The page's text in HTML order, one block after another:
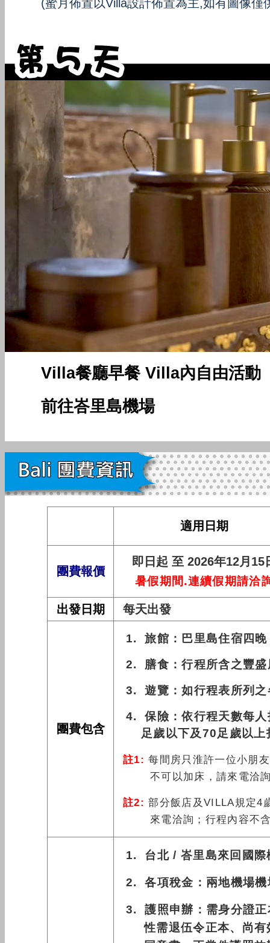
(蜜月佈置以Villa設計佈置為主,如有圖像僅
Villa餐廳早餐 Villa內自由活動
前往峇里島機場
適用日期
團費報價
即 日起 至 2026年12月15
暑假期間.連續假期請洽
出發日期 每天出發
團費包含
1. 旅館：巴里島住宿四晚
2. 膳食：行程所含之豐盛
3. 遊覽：如行程表所列之
4. 保險：依行程天數每
足歲以下及70足歲以
註1:每間房只淮許一位小朋
不可以加床，請來電洽
註2: 部分飯店及VILLA規定4
來電洽詢；行程內容不
1. 台北 / 峇里島來回國際
2. 各項稅金：兩地機場
3. 護照申辦：需身分證
性需退伍令正本、尚